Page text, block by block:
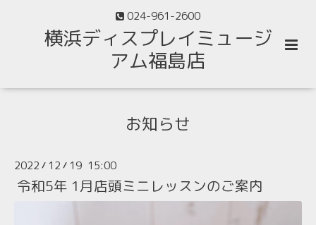
024-961-2600
横浜ディスプレイミュージ
アム福島店
お知らせ
2022 / 12 / 19 15:00
令和5年 1月店頭ミニレッスンのご案内